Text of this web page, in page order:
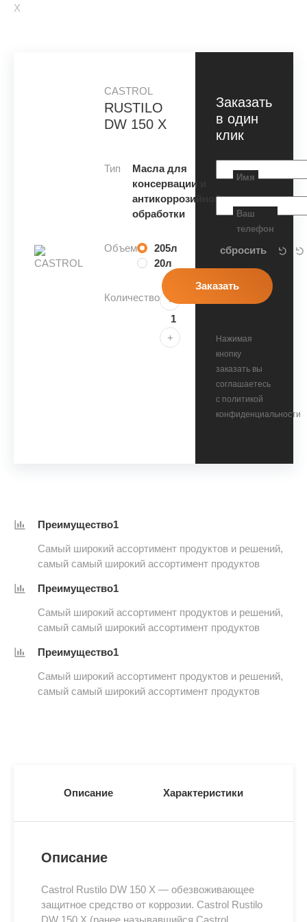
X
CASTROL
RUSTILO
DW 150 X
Тип
Масла для
консервации и
антикоррозийной
обработки
Объем
205л
20л
Количество -
+
Заказать
в один
клик
Имя
Ваш
телефон
Нажимая
кнопку
заказать вы
соглашаетесь
с политикой
конфиденциальности
Преимущество1
Самый широкий ассортимент продуктов и решений,
самый самый широкий ассортимент продуктов
Преимущество1
Самый широкий ассортимент продуктов и решений,
самый самый широкий ассортимент продуктов
Преимущество1
Самый широкий ассортимент продуктов и решений,
самый самый широкий ассортимент продуктов
Описание Характеристики
Описание
Castrol Rustilo DW 150 X — обезвоживающее
защитное средство от коррозии. Castrol Rustilo
DW 150 X (ранее называвшийся Castrol